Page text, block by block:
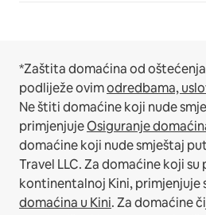
*Zaštita domaćina od
podliježe ovimodredbama,
Ne štiti domaćine koji nude
primjenjujeOsiguranje
domaćine koji nude smještaj
Travel LLC.Za domaćine koji su
kontinentalnoj Kini, primjenjuje
domaćina u Kini.Za domaćine